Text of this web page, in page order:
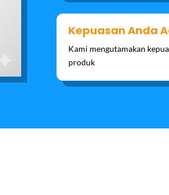
Kepuasan Anda
Kami mengutamakan
produk